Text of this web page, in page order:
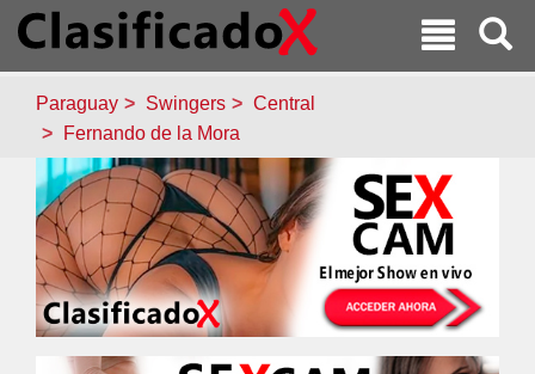
Paraguay Swingers
Central
Fernando de la Mora